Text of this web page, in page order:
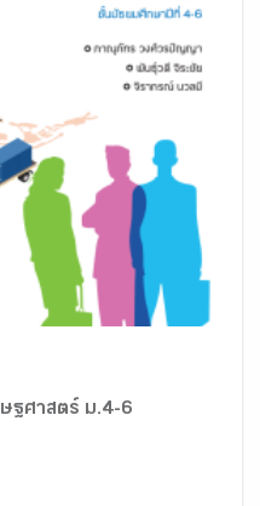
ฐศาสตร์ ม.4-6